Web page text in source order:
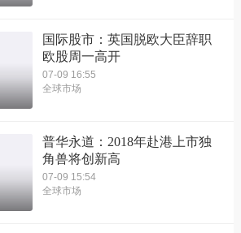
国际股市：英国脱欧大臣辞职
欧股周一高开
07-09 16:55
全球市场
普华永道：2018年赴港上市独
角兽将创新高
07-09 15:54
全球市场